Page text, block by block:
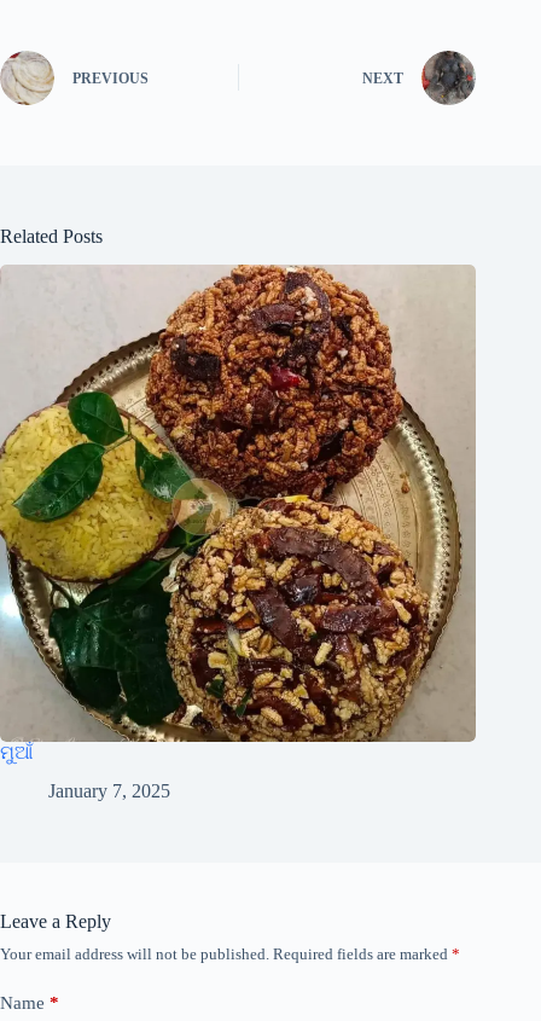
PREVIOUS NEXT
Related Posts
ମୁଆଁ
January 7, 2025
Leave a Reply
Your email address will not be published. Required fields are marked *
Name *